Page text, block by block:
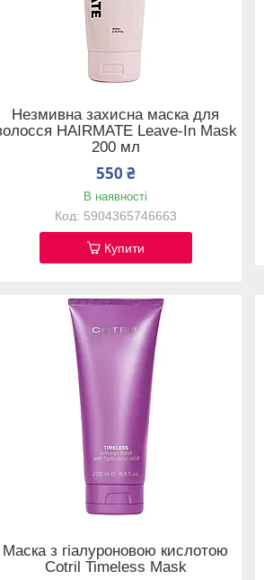
Незмивна захисна маска для
HAIRMATE Leave-In Mask
200 мл
550 ₴
В наявності
5904365746663
Купити
Маска з гіалуроновою кислотою
Cotril Timeless Mask